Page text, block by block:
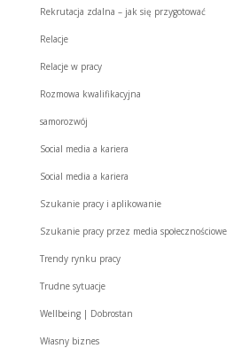
Rekrutacja zdalna – jak się przygotować
Relacje
Relacje w pracy
Rozmowa kwalifikacyjna
samorozwój
Social media a kariera
Social media a kariera
Szukanie pracy i aplikowanie
Szukanie pracy przez media społecznościowe
Trendy rynku pracy
Trudne sytuacje
Wellbeing | Dobrostan
Własny biznes